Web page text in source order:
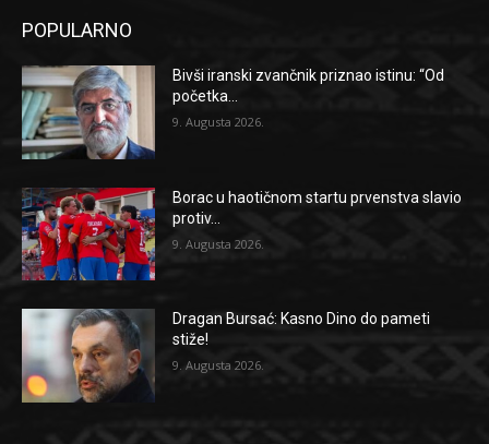
POPULARNO
Bivši iranski zvančnik priznao istinu: “Od
početka...
9. Augusta 2026.
Borac u haotičnom startu prvenstva slavio
protiv...
9. Augusta 2026.
Dragan Bursać: Kasno Dino do pameti
stiže!
9. Augusta 2026.